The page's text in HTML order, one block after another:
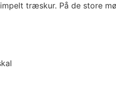
træskur. På de store